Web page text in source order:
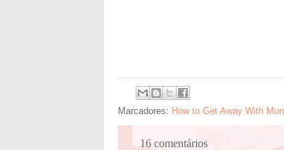
Marcadores: How to Get Away With
16 comentários